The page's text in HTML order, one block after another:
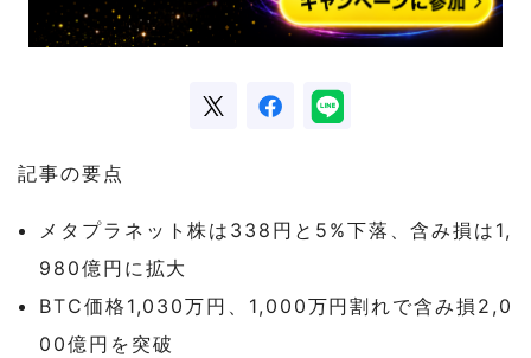
記事の要点
メタプラネット株は338円と5%下落、含み損は1,
980億円に拡大
BTC価格1,030万円、1,000万円割れで含み損2,0
00億円を突破